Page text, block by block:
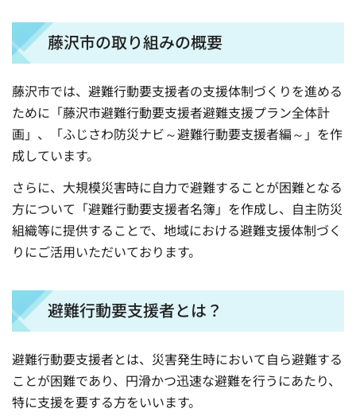
藤沢市の取り組みの概要
藤沢市では、避難行動要支援者の支援体制づくりを進める
ために「藤沢市避難行動要支援者避難支援プラン全体計
画」、「ふじさわ防災ナビ～避難行動要支援者編～」を作
成しています。
さらに、大規模災害時に自力で避難することが困難となる
方について「避難行動要支援者名簿」を作成し、自主防災
組織等に提供することで、地域における避難支援体制づく
りにご活用いただいております。
避難行動要支援者とは？
避難行動要支援者とは、災害発生時において自ら避難する
ことが困難であり、円滑かつ迅速な避難を行うにあたり、
特に支援を要する方をいいます。